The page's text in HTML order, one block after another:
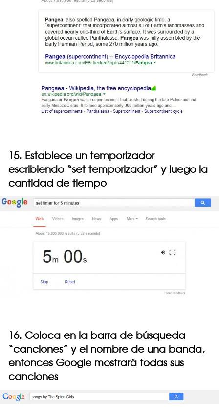
15. Establece un temporizador
escribiendo “set temporizador” y luego la
cantidad de tiempo
16. Coloca en la barra de búsqueda
“canciones” y el nombre de una banda,
entonces Google mostrará todas sus
canciones